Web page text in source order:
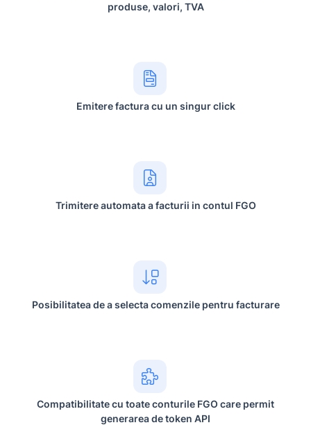
produse, valori, TVA
Emitere factura cu un singur click
Trimitere automata a facturii in contul FGO
Posibilitatea de a selecta comenzile pentru facturare
Compatibilitate cu toate conturile FGO care permit
generarea de token API